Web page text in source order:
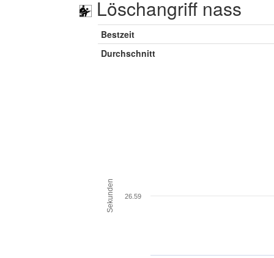
Löschangriff nass
Bestzeit
Durchschnitt
Sekunden 26.59